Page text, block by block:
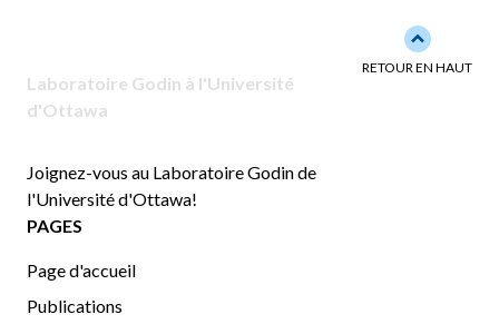
Laboratoire Godin à l'Université
d'Ottawa
Joignez-vous au Laboratoire Godin de
l'Université d'Ottawa!
PAGES
Page d'accueil
Publications
Back to
RETOUR EN HAUT